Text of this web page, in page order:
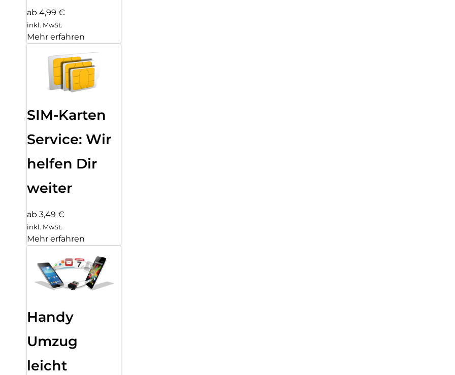
ab 4,99 €
inkl. MwSt.
Mehr erfahren
SIM-Karten
Service: Wir
helfen Dir
weiter
ab 3,49 €
inkl. MwSt.
Mehr erfahren
Handy
Umzug
leicht